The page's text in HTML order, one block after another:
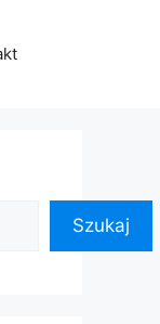
Szukaj